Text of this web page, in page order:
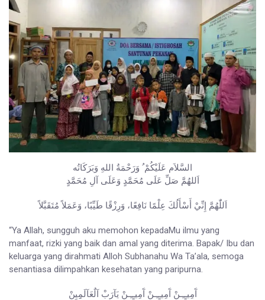
السَّلاَم عَلَيْكُمْ ُ وَرَحْمَةُ اللهِ وَبَرَكَاتُه
اَللهُمَّ صَلِّ عَلَى مُحَمَّدٍ وَعَلَى آلِ مُحَمَّدٍ
اَللّٰهُمَّ إِنِّيْ أَسْأَلُكَ عِلْمًا نَافِعًا، وَرِزْقًا طَيِّبًا، وَعَمَلاً مُتَقَبَّلاً
“Ya Allah, sungguh aku memohon kepadaMu ilmu yang
manfaat, rizki yang baik dan amal yang diterima. Bapak/ Ibu dan
keluarga yang dirahmati Alloh Subhanahu Wa Ta’ala, semoga
senantiasa dilimpahkan kesehatan yang paripurna.
آَمِيـٍـِـنْ آَمِيـٍـِـنْ آَمِيـٍـِـنْ يَآرَبْ آلٌعَآلَمِِيِنْ